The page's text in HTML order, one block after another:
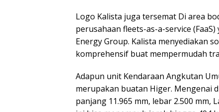
Logo Kalista juga tersemat Di area
perusahaan fleets-as-a-service
Energy Group. Kalista menyediakan
komprehensif buat mempermudah
Adapun unit Kendaraan Angkutan
merupakan buatan Higer. Mengenai
panjang 11.965 mm, lebar 2.500 mm,